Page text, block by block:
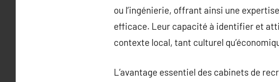
ou l’ingénierie, offrant ainsi une
efficace. Leur capacité à identifier et
contexte local, tant culturel
L’avantage essentiel des cabinets de